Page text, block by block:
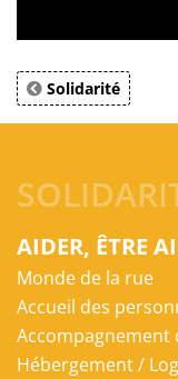
Solidarité
AIDER, ÊTRE
Monde de la rue
Accueil des
Accompagnement
Hébergement /